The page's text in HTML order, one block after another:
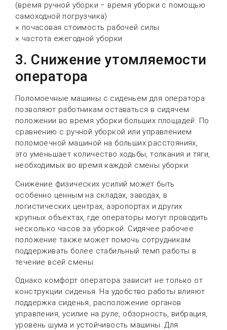
(время ручной уборки − время уборки с помощью
самоходной погрузчика)
× почасовая стоимость рабочей силы
× частота ежегодной уборки
3. Снижение утомляемости
оператора
Поломоечные машины с сиденьем для оператора
позволяют работникам оставаться в сидячем
положении во время уборки больших площадей. По
сравнению с ручной уборкой или управлением
поломоечной машиной на больших расстояниях,
это уменьшает количество ходьбы, толкания и тяги,
необходимых во время каждой смены уборки.
Снижение физических усилий может быть
особенно ценным на складах, заводах, в
логистических центрах, аэропортах и других
крупных объектах, где операторы могут проводить
несколько часов за уборкой. Сидячее рабочее
положение также может помочь сотрудникам
поддерживать более стабильный темп работы в
течение всей смены.
Однако комфорт оператора зависит не только от
конструкции сиденья. На удобство работы влияют
поддержка сиденья, расположение органов
управления, усилие на руле, обзорность, вибрация,
уровень шума и устойчивость машины. Для